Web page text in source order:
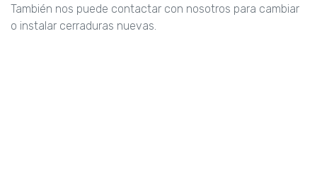
También nos puede contactar con nosotros para cambiar
o instalar cerraduras nuevas.